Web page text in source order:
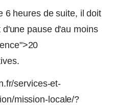
6 heures de suite, il doit
pause d'au moins
services-et-
mission-locale/?